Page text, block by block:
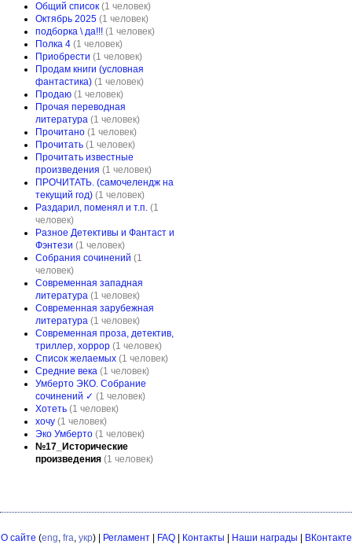
Общий список (1 человек)
Октябрь 2025 (1 человек)
подборка \ да!!! (1 человек)
Полка 4 (1 человек)
Приобрести (1 человек)
Продам книги (условная
фантастика) (1 человек)
Продаю (1 человек)
Прочая переводная
литература (1 человек)
Прочитано (1 человек)
Прочитать (1 человек)
Прочитать известные
произведения (1 человек)
ПРОЧИТАТЬ. (самочелендж на
текущий год) (1 человек)
Раздарил, поменял и т.п. (1
человек)
Разное Детективы и Фантаст и
Фэнтези (1 человек)
Собрания сочинений (1
человек)
Современная западная
литература (1 человек)
Современная зарубежная
литература (1 человек)
Современная проза, детектив,
триллер, хоррор (1 человек)
Список желаемых (1 человек)
Средние века (1 человек)
Умберто ЭКО. Собрание
сочинений ✓ (1 человек)
Хотеть (1 человек)
хочу (1 человек)
Эко Умберто (1 человек)
№17_Исторические
произведения (1 человек)
О сайте (eng, fra, укр) | Регламент| FAQ| Контакты Наши награды ВКонтакте